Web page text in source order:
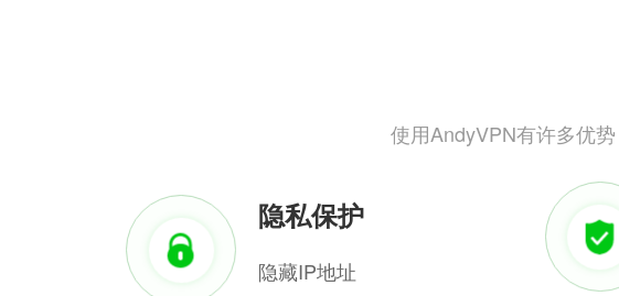
使用AndyVPN有许多优
隐私保护
隐藏IP地址